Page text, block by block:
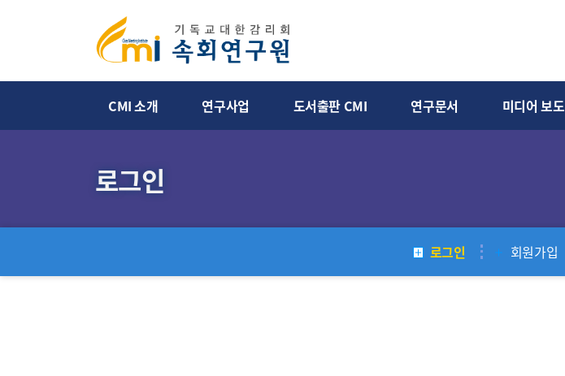
CMI 소개 연구사업 도서출판 CMI 연구문서 미디어 보도
로그인
로그인 회원가입